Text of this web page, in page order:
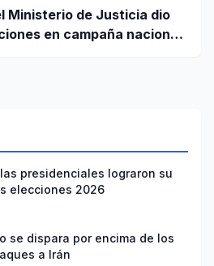
Ministerio de Justicia dio
en campaña nacional
presidenciales lograron su
elecciones 2026
se dispara por encima de los
a Irán